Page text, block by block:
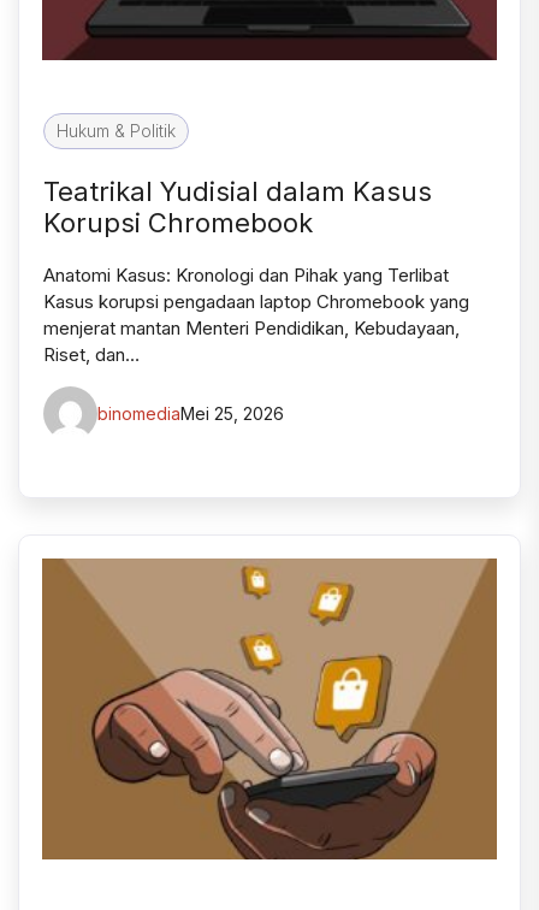
Hukum & Politik
Teatrikal Yudisial dalam Kasus
Korupsi Chromebook
Anatomi Kasus: Kronologi dan Pihak yang Terlibat
Kasus korupsi pengadaan laptop Chromebook yang
menjerat mantan Menteri Pendidikan, Kebudayaan,
Riset, dan…
binomediaMei 25, 2026